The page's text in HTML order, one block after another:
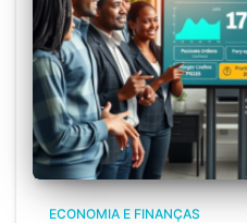
ECONOMIA E FINANÇAS